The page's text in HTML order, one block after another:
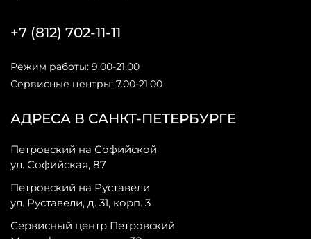
АДРЕСА В САНКТ-ПЕТЕРБУРГЕ
Петровский на Софийской
ул. Софийская, 87
Петровский на Руставели
ул. Руставели, д. 31, корп. 3
Сервисный центр Петровский
+7 (812) 702-11-11
Режим работы: 9.00-21.00
Сервисные центры: 7.00-21.00